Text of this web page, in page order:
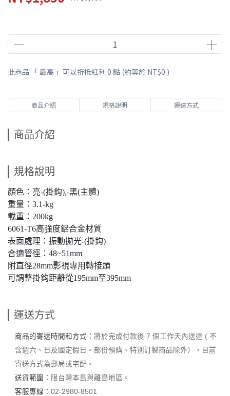
此商品 「 最高 」可以折抵紅利 0 點 (約等於 NT$0 )
商品介紹 規格說明 運送方式
商品介紹
規格說明
顏色：亮-(掛鈎),-黑(主體)
重量：3.1-kg
載重：200kg
6061-T6高強度鋁合金材質
表面處理：振動拋光-(掛鈎)
合適管徑：48~51mm
附直徑28mm影視專用轉接頭
可調整掛鈎距離從195mm至395mm
運送方式
商品的寄送時間和方式： 將於完成付款後 7 個工作天內送達 ( 不
含週六、日及國定假日。部份預購、特別訂製商品除外），目前
寄送方式為郵局或宅配。
送貨範圍： 限台灣本島與離島地區。
客服專線： 02-2980-8501